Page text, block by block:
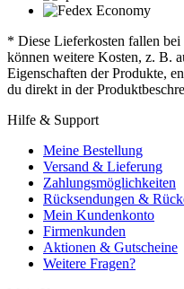
* Diese Lieferkosten fallen bei
können weitere Kosten, z. B.
Eigenschaften der Produkte,
du direkt in der
Hilfe & Support
Meine Bestellung
Versand & Lieferung
Zahlungsmöglichkeiten
Rücksendungen &
Mein Kundenkonto
Firmenkunden
Aktionen & Gutscheine
Weitere Fragen?